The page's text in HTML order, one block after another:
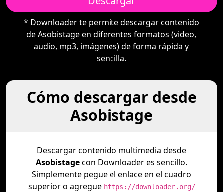
* Downloader te permite descargar contenido
de Asobistage en diferentes formatos (video,
audio, mp3, imágenes) de forma rápida y
sencilla.
Cómo descargar desde
Asobistage
Descargar contenido multimedia desde
Asobistagecon Downloader es sencillo.
Simplemente pegue el enlace en el cuadro
superior o agregue https://downloader.org/